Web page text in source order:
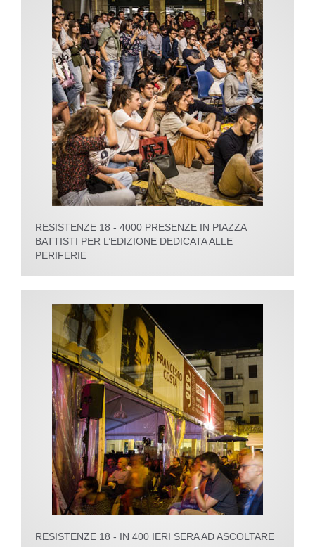
RESISTENZE 18 - 4000 PRESENZE IN PIAZZA
BATTISTI PER L’EDIZIONE DEDICATA ALLE
PERIFERIE
RESISTENZE 18 - IN 400 IERI SERA AD ASCOLTARE